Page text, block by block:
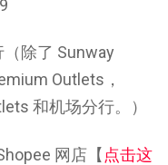
除了 Sunway
Outlets，
和机场分行。）
网店【点击这